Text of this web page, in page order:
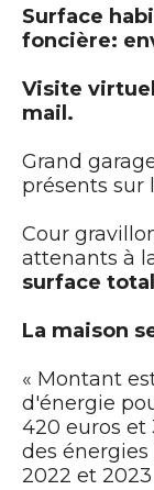
Surface
foncière:
Visite
mail.
Grand
présents sur
Cour
attenants à
surface
La maison
« Montant
d'énergie
420 euros et
des énergies
2022 et